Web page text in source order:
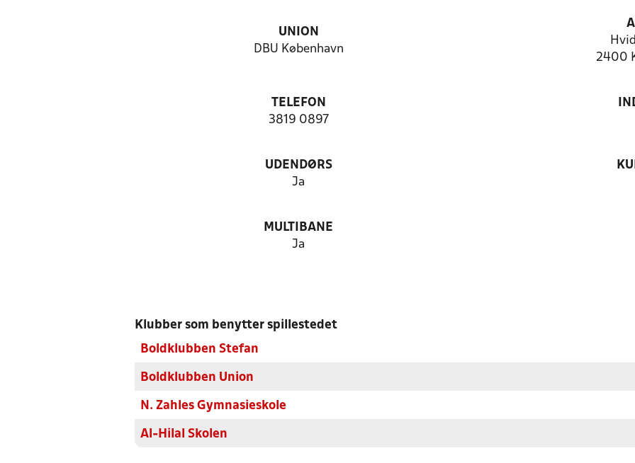
UNION
DBU København
2400
TELEFON
3819 0897
UDENDØRS
Ja
MULTIBANE
Ja
Klubber som benytter spillestedet
Boldklubben Stefan
Boldklubben Union
N. Zahles Gymnasieskole
Al-Hilal Skolen